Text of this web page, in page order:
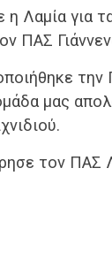
Λαμία για
ΠΑΣ
την
μας
τον ΠΑΣ